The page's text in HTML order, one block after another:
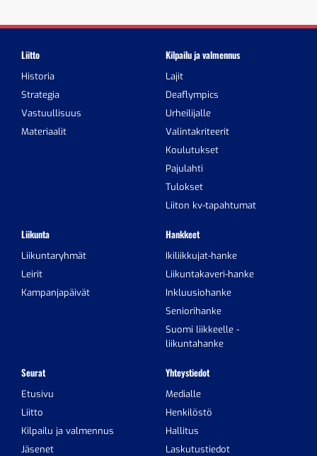
Liitto
Historia
Strategia
Vastuullisuus
Materiaalit
Kilpailu ja valmennus
Lajit
Deaflympics
Urheilijalle
Valintakriteerit
Koulutukset
Pajulahti
Tulokset
Liiton kv-tapahtumat
Liikunta
Liikuntaryhmät
Leirit
Kampanjapäivät
Hankkeet
Ikiliikkujat-hanke
Liikuntakaveri-hanke
Inkluusiohanke
Seniorihanke
Suomi liikkeelle -
liikuntahanke
Seurat
Etusivu
Liitto
Kilpailu ja valmennus
Jäsenet
Yhteystiedot
Medialle
Henkilöstö
Hallitus
Laskutustiedot